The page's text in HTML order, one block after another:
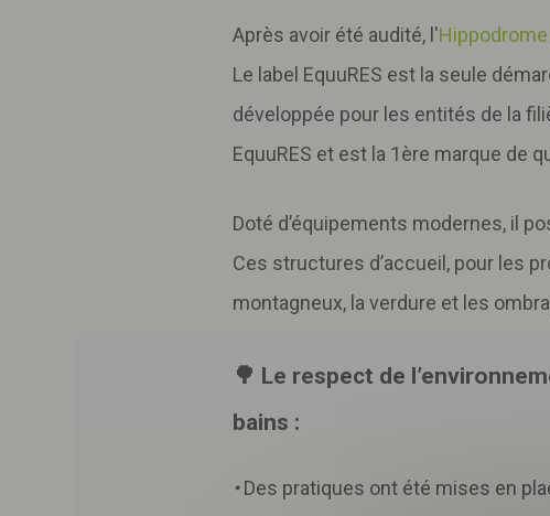
Après avoir été audité, l'
Le label EquuRES est la seule
développée pour les entités de la
EquuRES et est la 1ère marque de
Doté d’équipements modernes, il
Ces structures d’accueil, pour les
montagneux, la verdure et les
🌳 Le respect de
bains :
•Des pratiques ont été mises en